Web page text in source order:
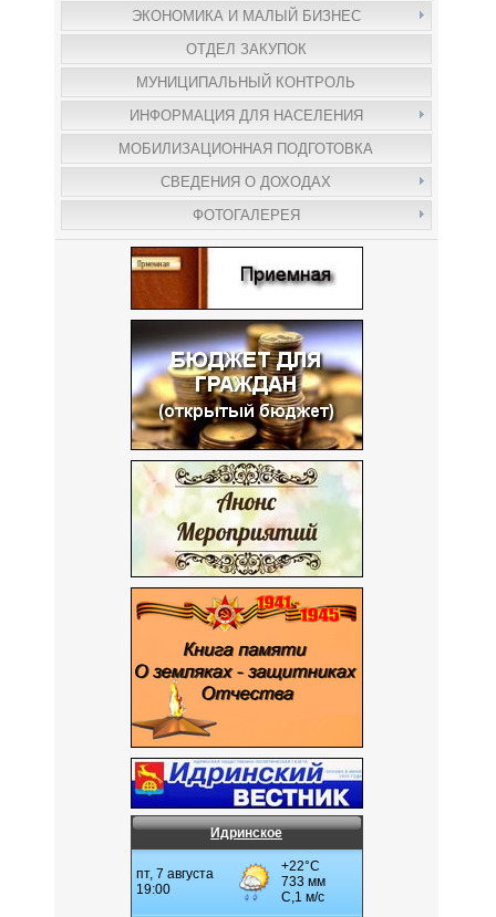
ЭКОНОМИКА И МАЛЫЙ БИЗНЕС
ОТДЕЛ ЗАКУПОК
МУНИЦИПАЛЬНЫЙ КОНТРОЛЬ
ИНФОРМАЦИЯ ДЛЯ НАСЕЛЕНИЯ
МОБИЛИЗАЦИОННАЯ ПОДГОТОВКА
СВЕДЕНИЯ О ДОХОДАХ
ФОТОГАЛЕРЕЯ
Идринское